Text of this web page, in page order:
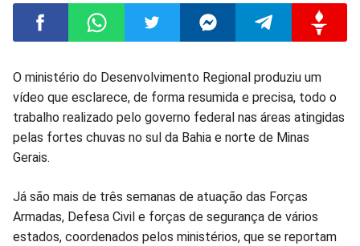
Compartilhar
no
Facebook
Compartilhar
no
Compartilhar
no
Compartilhar
no
Compartilhar
no
no
O ministério do Desenvolvimento Regional produziu um
vídeo que esclarece, de forma resumida e precisa, todo o
trabalho realizado pelo governo federal nas áreas atingidas
pelas fortes chuvas no sul da Bahia e norte de Minas
Gerais.
Já são mais de três semanas de atuação das Forças
Armadas, Defesa Civil e forças de segurança de vários
estados, coordenados pelos ministérios, que se reportam